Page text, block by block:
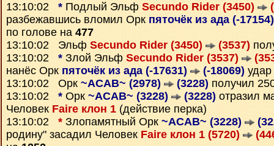
13:10:02 * Подлый Эльф Secundo Rider (3450)
разбежавшись вломил Орк пяточёк из ада (-
по голове на 477
13:10:02 Эльф Secundo Rider (3450) (3537)
13:10:02 * Злой Эльф Secundo Rider (3537)
нанёс Орк пяточёк из ада (-17631) (-18069)
13:10:02 Орк ~ACAB~ (2978) (3228) получил
13:10:02 * Орк ~ACAB~ (3228) (3228) отразил
Человек Faire клон 1 (действие перка)
13:10:02 * Злопамятный Орк ~ACAB~ (3228)
родину" засадил Человек Faire клон 1 (5720)